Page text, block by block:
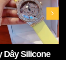
Dây Silicone